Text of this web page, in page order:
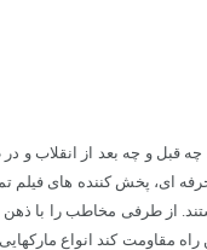
قبل و چه بعد از انقلاب
ای، پخش کننده های
طرفی مخاطب را با ذهن
مقاومت کند انواع